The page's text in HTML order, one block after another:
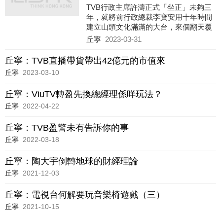
TVB行政主席許濤正式「坐正」未夠三
年，就將前行政總裁李寶安用十年時間
建立山頭文化滿滿的大台，來個翻天覆
地的改變，實在厲害。
丘寧 2023-03-31
丘寧：TVB直播帶貨帶出42億元的市值來
丘寧 2023-03-10
丘寧：ViuTV轉盈先換總經理係咩玩法？
丘寧 2022-04-22
丘寧：TVB盈警未有告訴你的事
丘寧 2022-03-18
丘寧：陶大宇倒轉地球的財經理論
丘寧 2021-12-03
丘寧：電視台何解要玩音樂椅遊戲（三）
丘寧 2021-10-15